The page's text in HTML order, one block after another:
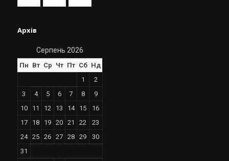
Архів
Серпень 2026
Пн Вт Ср Чт Пт Сб Нд
1
2
3
4 5 6 7 8
9
10
11 12 13 14 15
16
17
18 19 20 21 22
23
24
25 26 27 28 29
30
31